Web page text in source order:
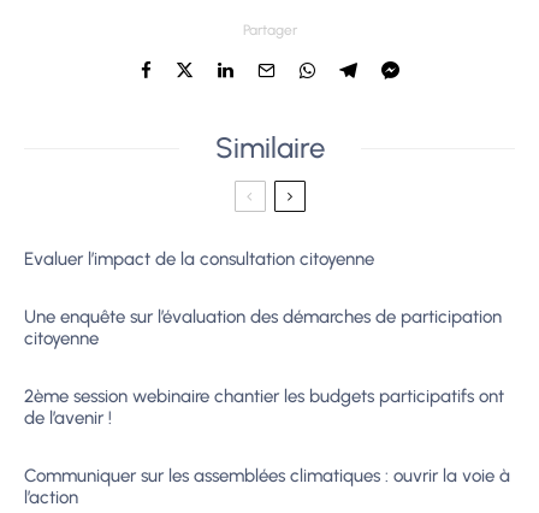
Partager
Similaire
Evaluer l’impact de la consultation citoyenne
Une enquête sur l’évaluation des démarches de participation
citoyenne
2ème session webinaire chantier les budgets participatifs ont
de l’avenir !
Communiquer sur les assemblées climatiques : ouvrir la voie à
l’action